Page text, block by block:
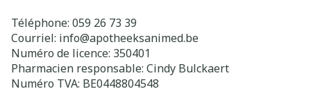
Téléphone: 059 26 73 39
Courriel: info@apotheeksanimed.be
Numéro de licence: 350401
Pharmacien responsable: Cindy Bulckaert
Numéro TVA: BE0448804548